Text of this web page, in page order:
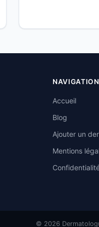
NAVIGATION
Accueil
Blog
Ajouter un
Mentions
© 2026